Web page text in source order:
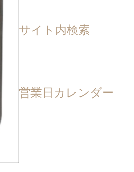
サイト内検索
営業日カレンダー